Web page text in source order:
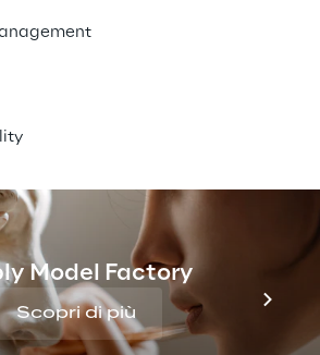
Model Factory
Scopri di più
XHTML)
Finanziaria Annuale
ZIP)
Trimestrale Q3 2025